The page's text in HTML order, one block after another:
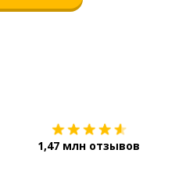
1,47 млн отзывов